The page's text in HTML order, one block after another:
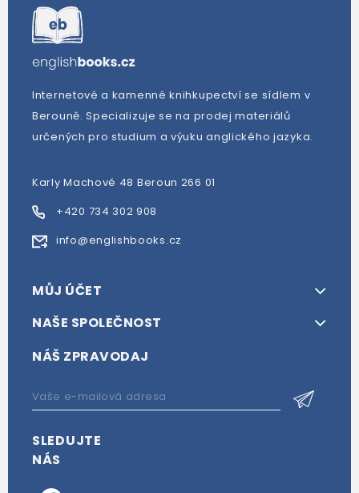
Internetové a kamenné knihkupectví se sídlem v
Berouně. Specializuje se na prodej materiálů
určených pro studium a výuku anglického jazyka.
Karly Machové 48 Beroun 266 01
+420 734 302 908
info@englishbooks.cz
MŮJ ÚČET
NAŠE SPOLEČNOST
NÁŠ ZPRAVODAJ
SLEDUJTE
NÁS